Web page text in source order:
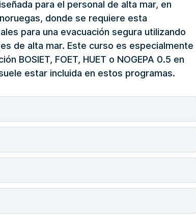
para el personal de alta mar, en
donde se requiere esta
para una evacuación segura utilizando
de alta mar. Este curso es especialmente
BOSIET, FOET, HUET o NOGEPA 0.5 en
estar incluida en estos programas.